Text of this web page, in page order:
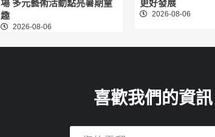
場 多元藝術活動點亮暑期童
趣
2026-08-06
更好發展
2026-08-06
喜歡我們的資訊